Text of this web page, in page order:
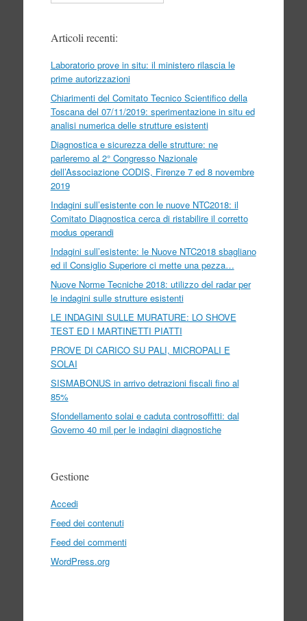
Articoli recenti:
Laboratorio prove in situ: il ministero rilascia le
prime autorizzazioni
Chiarimenti del Comitato Tecnico Scientifico della
Toscana del 07/11/2019: sperimentazione in situ ed
analisi numerica delle strutture esistenti
Diagnostica e sicurezza delle strutture: ne
parleremo al 2° Congresso Nazionale
dell’Associazione CODIS, Firenze 7 ed 8 novembre
2019
Indagini sull’esistente con le nuove NTC2018: il
Comitato Diagnostica cerca di ristabilire il corretto
modus operandi
Indagini sull’esistente: le Nuove NTC2018 sbagliano
ed il Consiglio Superiore ci mette una pezza…
Nuove Norme Tecniche 2018: utilizzo del radar per
le indagini sulle strutture esistenti
LE INDAGINI SULLE MURATURE: LO SHOVE
TEST ED I MARTINETTI PIATTI
PROVE DI CARICO SU PALI, MICROPALI E
SOLAI
SISMABONUS in arrivo detrazioni fiscali fino al
85%
Sfondellamento solai e caduta controsoffitti: dal
Governo 40 mil per le indagini diagnostiche
Gestione
Accedi
Feed dei contenuti
Feed dei commenti
WordPress.org